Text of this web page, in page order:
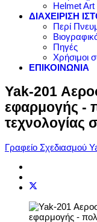
Helmet Art
ΔΙΑΧΕΙΡΙΣΗ
Περί
Πηγές
Χρήσιμοι
ΕΠΙΚΟΙΝΩΝΙΑ
Yak-201
εφαρμογής -
τεχνολογίας
Γραφείο Σχεδιασμού